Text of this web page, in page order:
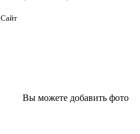
Сайт
Вы можете добавить фото